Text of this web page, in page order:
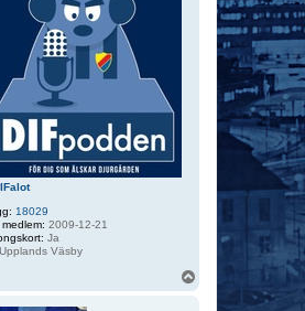
18029
2009-12-21
Ja
Upplands Väsby